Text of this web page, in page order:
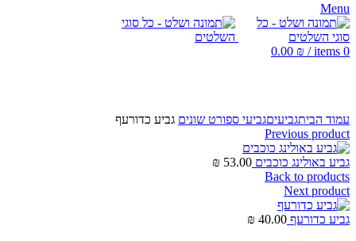
Menu
0
items
/
0.00 ₪
עמוד הביתגביעיםגביעי ספורט שונים גביע כדורעף
Previous product
גביע באולינג כוכבים 53.00
₪
Back to products
Next product
גביע כדורעף 40.00
₪